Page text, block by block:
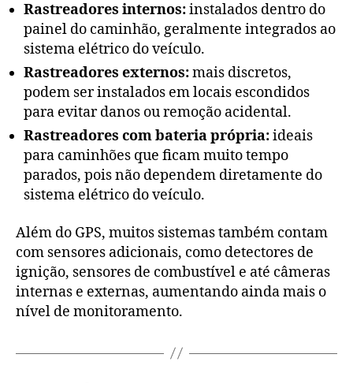
Rastreadores internos:instalados dentro do
painel do caminhão, geralmente integrados ao
sistema elétrico do veículo.
Rastreadores externos:mais discretos,
podem ser instalados em locais escondidos
para evitar danos ou remoção acidental.
Rastreadores com bateria própria:ideais
para caminhões que ficam muito tempo
parados, pois não dependem diretamente do
sistema elétrico do veículo.
Além do GPS, muitos sistemas também contam
com sensores adicionais, como detectores de
ignição, sensores de combustível e até câmeras
internas e externas, aumentando ainda mais o
nível de monitoramento.